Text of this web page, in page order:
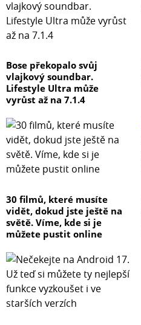
Bose překopalo svůj
vlajkový soundbar.
Lifestyle Ultra může
vyrůst až na 7.1.4
30 filmů, které musíte
vidět, dokud jste ještě na
světě. Víme, kde si je
můžete pustit online